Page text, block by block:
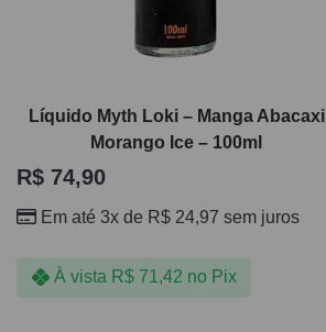
Líquido Myth Loki – Manga Abacaxi
Morango Ice – 100ml
R$ 74,90
Em até 3x de R$ 24,97 sem juros
À vista R$71,42 no Pix